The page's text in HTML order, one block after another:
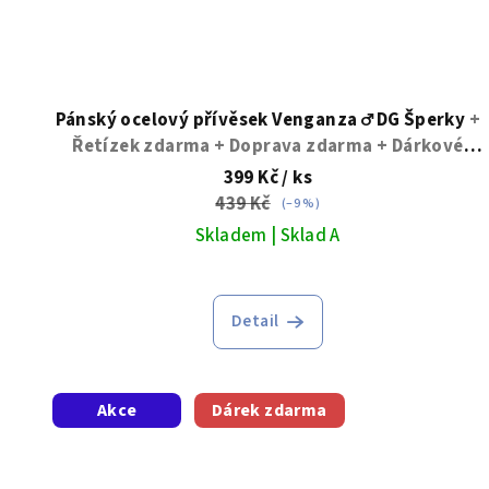
Pánský ocelový přívěsek Venganza ♂️ DG Šperky +
Řetízek zdarma + Doprava zdarma + Dárkové
balení zdarma
399 Kč/ ks
439 Kč (–9 %)
Skladem | Sklad A
Detail
Akce Dárek zdarma